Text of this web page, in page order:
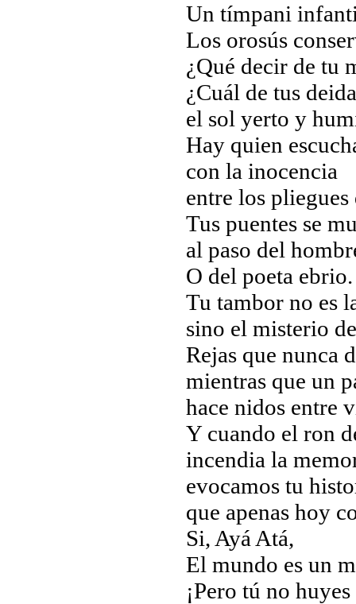
Un tímpani
Los orosús
¿Qué decir de tu
¿Cuál de tus
el sol yerto y
Hay quien
con la inocencia
entre los pliegues
Tus puentes se
al paso del
O del poeta ebrio.
Tu tambor no es
sino el misterio
Rejas que nunca
mientras que un
hace nidos entre
Y cuando el ron
incendia la
evocamos tu
que apenas hoy
Si, Ayá Atá,
El mundo es un
¡Pero tú no